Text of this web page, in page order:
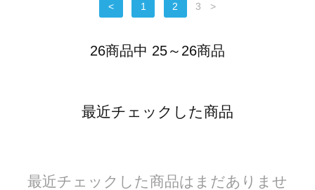
< 1 2 3 >
26商品中 25～26商品
最近チェックした商品
最近チェックした商品はまだありませ